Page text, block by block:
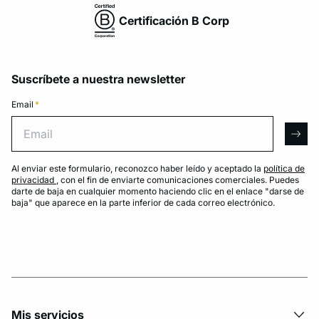
Certificación B Corp
Suscríbete a nuestra newsletter
Email *
Al enviar este formulario, reconozco haber leído y aceptado la política de
privacidad , con el fin de enviarte comunicaciones comerciales. Puedes
darte de baja en cualquier momento haciendo clic en el enlace "darse de
baja" que aparece en la parte inferior de cada correo electrónico.
Mis servicios